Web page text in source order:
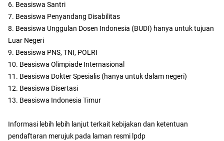
6. Beasiswa Santri
7. Beasiswa Penyandang Disabilitas
8. Beasiswa Unggulan Dosen Indonesia (BUDI) hanya untuk tujuan
Luar Negeri
9. Beasiswa PNS, TNI, POLRI
10. Beasiswa Olimpiade Internasional
11. Beasiswa Dokter Spesialis (hanya untuk dalam negeri)
12. Beasiswa Disertasi
13. Beasiswa Indonesia Timur
Informasi lebih lebih lanjut terkait kebijakan dan ketentuan
pendaftaran merujuk pada laman resmi lpdp